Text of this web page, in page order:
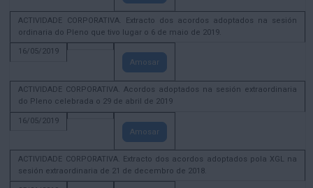
ACTIVIDADE CORPORATIVA. Extracto dos acordos adoptados na sesión
ordinaria do Pleno que tivo lugar o 6 de maio de 2019.
16/05/2019
Amosar
ACTIVIDADE CORPORATIVA. Acordos adoptados na sesión extraordinaria
do Pleno celebrada o 29 de abril de 2019
16/05/2019
Amosar
ACTIVIDADE CORPORATIVA. Extracto dos acordos adoptados pola XGL na
sesión extraordinaria de 21 de decembro de 2018.